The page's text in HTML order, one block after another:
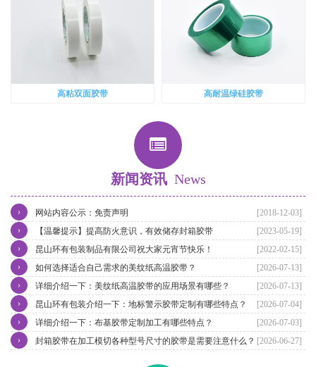
高粘双面胶带 高耐温绿硅胶带
新闻资讯 News
[2018-12-03]
网站内容公示：免责声明
›
[2023-05-19]
【温馨提示】提高防火意识，有效储存封箱胶带
›
[2022-02-15]
昆山环有包装制品有限公司祝大家元宵节快乐！
›
[2026-07-13]
如何选择适合自己需求的美纹纸高温胶带？
›
[2026-07-13]
详细介绍一下：美纹纸高温胶带的应用场景有哪些？
›
[2026-07-04]
昆山环有包装介绍一下：地标警示胶带定制有哪些特点？
›
[2026-07-03]
详细介绍一下：布基胶带定制加工有哪些特点？
›
[2026-06-27]
封箱胶带在加工模切各种型号尺寸的胶带是需要注意什么？
›